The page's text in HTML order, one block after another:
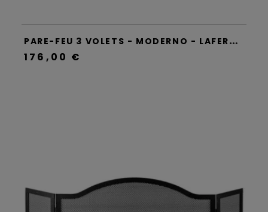
P
ARE-FEU 3 VOLETS - MODERNO - LAFERROTECNICA
176,00 €